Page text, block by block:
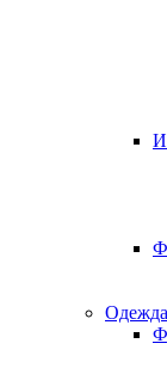
Одежда